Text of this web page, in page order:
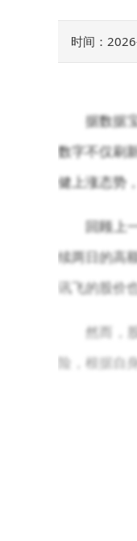
时间：
据数据
数字不仅刷
健上涨态势
回顾上
续两日的高
讯飞的股价
然而，
险，根据自